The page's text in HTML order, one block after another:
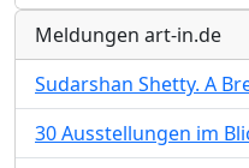
Meldungen art-in.de
Sudarshan Shetty. A
30 Ausstellungen im